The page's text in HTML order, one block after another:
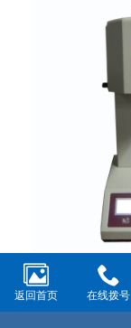
返回首页 在线拨号